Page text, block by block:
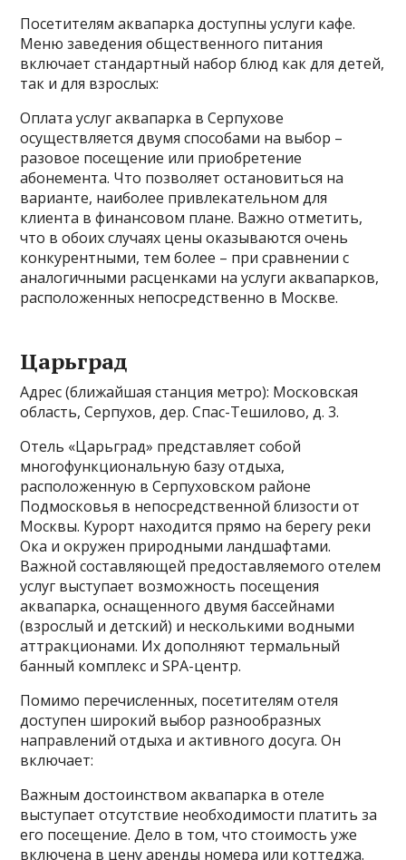
Посетителям аквапарка доступны услуги кафе.
Меню заведения общественного питания
включает стандартный набор блюд как для детей,
так и для взрослых:
Оплата услуг аквапарка в Серпухове
осуществляется двумя способами на выбор –
разовое посещение или приобретение
абонемента. Что позволяет остановиться на
варианте, наиболее привлекательном для
клиента в финансовом плане. Важно отметить,
что в обоих случаях цены оказываются очень
конкурентными, тем более – при сравнении с
аналогичными расценками на услуги аквапарков,
расположенных непосредственно в Москве.
Царьград
Адрес (ближайшая станция метро): Московская
область, Серпухов, дер. Спас-Тешилово, д. 3.
Отель «Царьград» представляет собой
многофункциональную базу отдыха,
расположенную в Серпуховском районе
Подмосковья в непосредственной близости от
Москвы. Курорт находится прямо на берегу реки
Ока и окружен природными ландшафтами.
Важной составляющей предоставляемого отелем
услуг выступает возможность посещения
аквапарка, оснащенного двумя бассейнами
(взрослый и детский) и несколькими водными
аттракционами. Их дополняют термальный
банный комплекс и SPA-центр.
Помимо перечисленных, посетителям отеля
доступен широкий выбор разнообразных
направлений отдыха и активного досуга. Он
включает:
Важным достоинством аквапарка в отеле
выступает отсутствие необходимости платить за
его посещение. Дело в том, что стоимость уже
включена в цену аренды номера или коттеджа.